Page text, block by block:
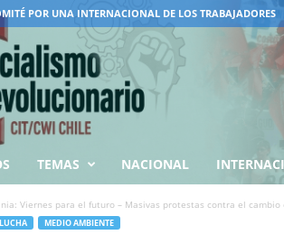
POR UNA INTERNACIONAL DE LOS TRABAJADORES
TEMAS NACIONAL
Viernes para el futuro – Masivas protestas contra el cambio
MEDIO AMBIENTE